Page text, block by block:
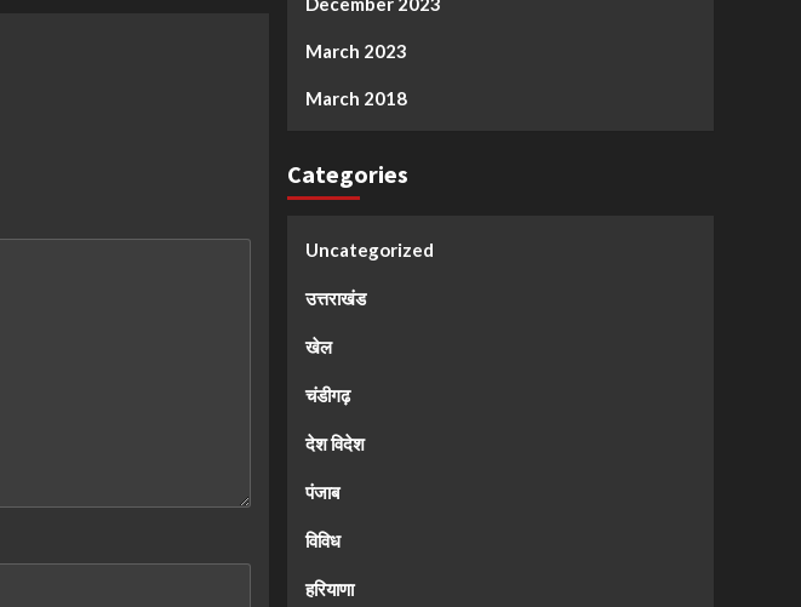
March 2023
March 2018
Categories
Uncategorized
उत्तराखंड
खेल
चंडीगढ़
देश विदेश
पंजाब
विविध
हरियाणा